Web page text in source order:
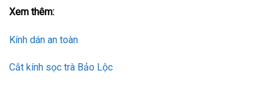
Xem thêm:
Kính dán an toàn
Cắt kính sọc trà Bảo Lộc